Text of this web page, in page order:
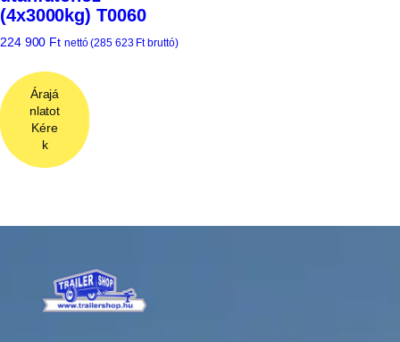
(4x3000kg) T0060
224 900 Ft nettó (285 623 Ftbruttó)
Árajá
nlatot
Kére
k